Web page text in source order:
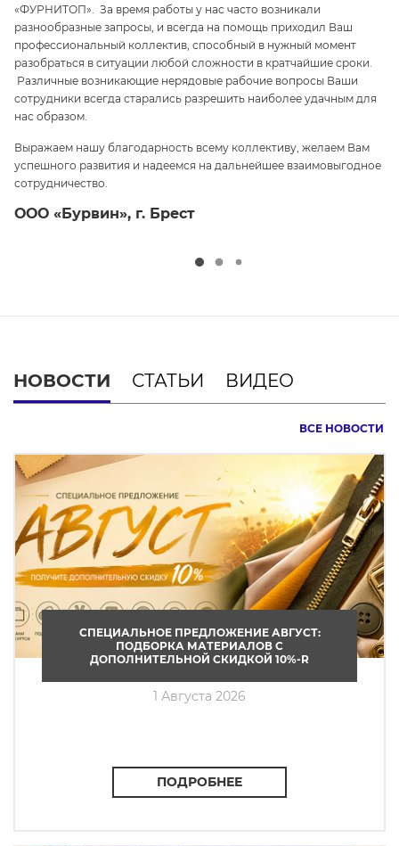
«ФУРНИТОП». За время работы у нас часто возникали
разнообразные запросы, и всегда на помощь приходил Ваш
профессиональный коллектив, способный в нужный момент
разобраться в ситуации любой сложности в кратчайшие сроки.
Различные возникающие нерядовые рабочие вопросы Ваши
сотрудники всегда старались разрешить наиболее удачным для
нас образом.
Выражаем нашу благодарность всему коллективу, желаем Вам
успешного развития и надеемся на дальнейшее взаимовыгодное
сотрудничество.
ООО «Бурвин», г. Брест
НОВОСТИ СТАТЬИ ВИДЕО
СПЕЦИАЛЬНОЕ ПРЕДЛОЖЕНИЕ АВГУСТ:
ПОДБОРКА МАТЕРИАЛОВ С
ДОПОЛНИТЕЛЬНОЙ СКИДКОЙ 10%-R
1 Августа 2026
ПОДРОБНЕЕ
ВСЕ НОВОСТИ